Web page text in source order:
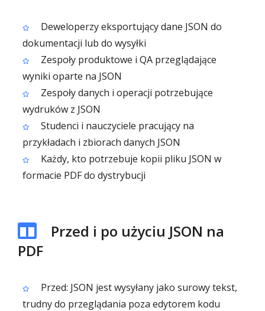
Deweloperzy eksportujący dane JSON do
dokumentacji lub do wysyłki
Zespoły produktowe i QA przeglądające
wyniki oparte na JSON
Zespoły danych i operacji potrzebujące
wydruków z JSON
Studenci i nauczyciele pracujący na
przykładach i zbiorach danych JSON
Każdy, kto potrzebuje kopii pliku JSON w
formacie PDF do dystrybucji
Przed i po użyciu JSON na
PDF
Przed: JSON jest wysyłany jako surowy tekst,
trudny do przeglądania poza edytorem kodu